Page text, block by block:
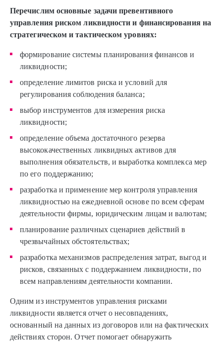
Перечислим основные задачи превентивного
управления риском ликвидности и финансирования на
стратегическом и тактическом уровнях:
формирование системы планирования финансов и
ликвидности;
определение лимитов риска и условий для
регулирования соблюдения баланса;
выбор инструментов для измерения риска
ликвидности;
определение объема достаточного резерва
высококачественных ликвидных активов для
выполнения обязательств, и выработка комплекса мер
по его поддержанию;
разработка и применение мер контроля управления
ликвидностью на ежедневной основе по всем сферам
деятельности фирмы, юридическим лицам и валютам;
планирование различных сценариев действий в
чрезвычайных обстоятельствах;
разработка механизмов распределения затрат, выгод и
рисков, связанных с поддержанием ликвидности, по
всем направлениям деятельности компании.
Одним из инструментов управления рисками
ликвидности является отчет о несовпадениях,
основанный на данных из договоров или на фактических
действиях сторон. Отчет помогает обнаружить